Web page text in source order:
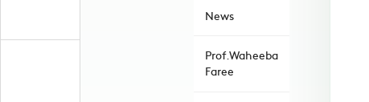
News
Prof.Waheeba
Faree